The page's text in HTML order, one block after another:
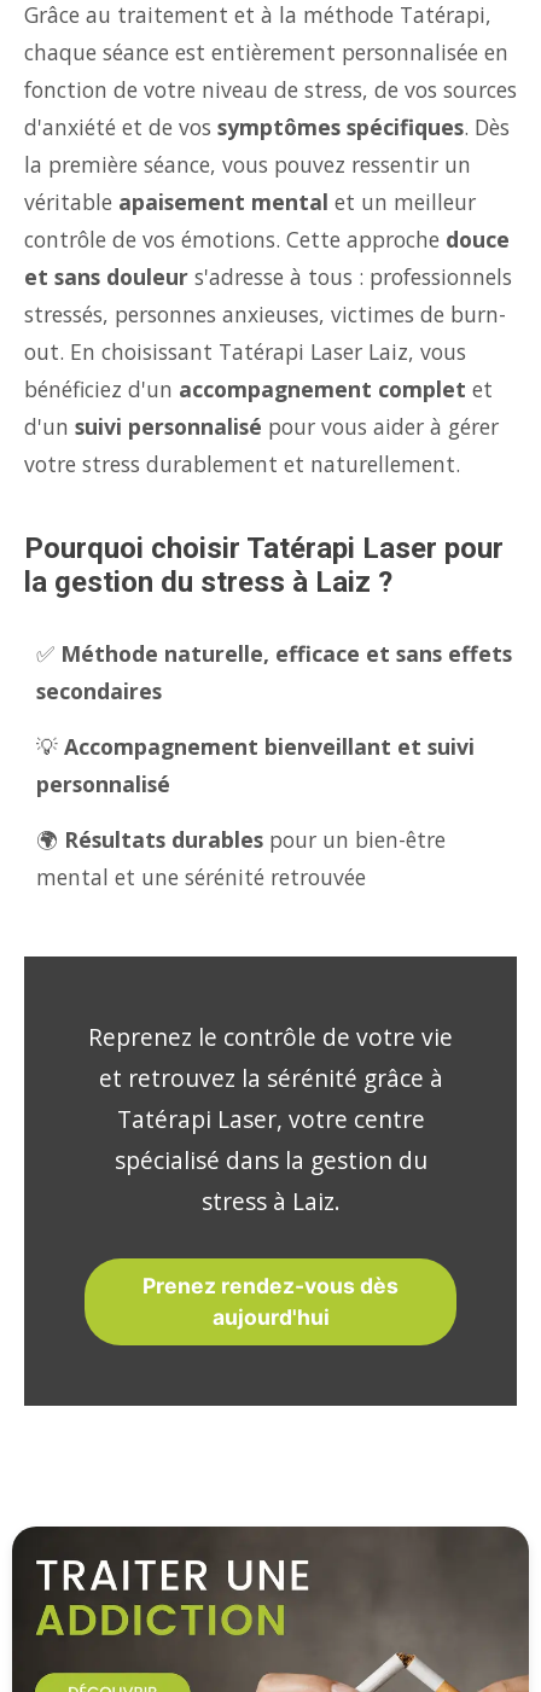
Grâce au traitement et à la méthode Tatérapi,
chaque séance est entièrement personnalisée en
fonction de votre niveau de stress, de vos sources
d'anxiété et de vos symptômes spécifiques. Dès
la première séance, vous pouvez ressentir un
véritable apaisement mental et un meilleur
contrôle de vos émotions. Cette approche douce
et sans douleur s'adresse à tous : professionnels
stressés, personnes anxieuses, victimes de burn-
out. En choisissant Tatérapi Laser Laiz, vous
bénéficiez d'un accompagnement complet et
d'un suivi personnalisé pour vous aider à gérer
votre stress durablement et naturellement.
Pourquoi choisir Tatérapi Laser pour
la gestion du stress à Laiz ?
✅ Méthode naturelle, efficace et sans effets
secondaires
💡 Accompagnement bienveillant et suivi
personnalisé
🌍 Résultats durables pour un bien-être
mental et une sérénité retrouvée
Reprenez le contrôle de votre vie
et retrouvez la sérénité grâce à
Tatérapi Laser, votre centre
spécialisé dans la gestion du
stress à Laiz.
Prenez rendez-vous dès
aujourd'hui